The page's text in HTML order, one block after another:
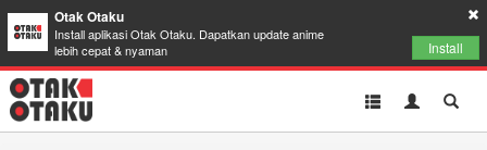
Otak Otaku
Install aplikasi Otak Otaku. Dapatkan update anime
lebih cepat & nyaman
Install
Toggle
Toggle